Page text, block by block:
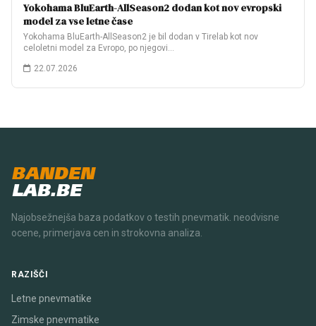
Yokohama BluEarth-AllSeason2 dodan kot nov evropski
model za vse letne čase
Yokohama BluEarth-AllSeason2 je bil dodan v Tirelab kot nov
celoletni model za Evropo, po njegovi…
22.07.2026
BANDEN
LAB.BE
Najobsežnejša baza podatkov o testih pnevmatik. neodvisne
ocene, primerjava cen in strokovna analiza.
RAZIŠČI
Letne pnevmatike
Zimske pnevmatike